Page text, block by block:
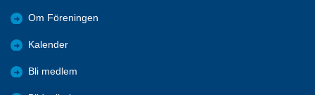
Om Föreningen
Kalender
Bli medlem